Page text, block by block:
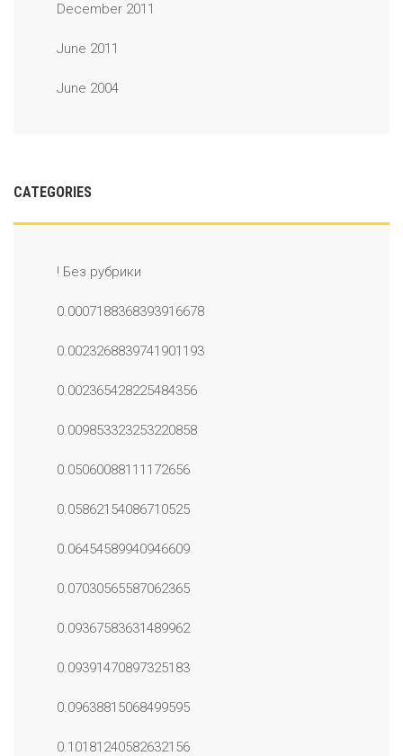
December 2011
June 2011
June 2004
CATEGORIES
! Без рубрики
0.0007188368393916678
0.0023268839741901193
0.002365428225484356
0.009853323253220858
0.05060088111172656
0.05862154086710525
0.06454589940946609
0.07030565587062365
0.09367583631489962
0.09391470897325183
0.09638815068499595
0.10181240582632156